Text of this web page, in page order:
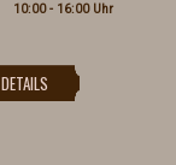
10:00 - 16:00 Uhr